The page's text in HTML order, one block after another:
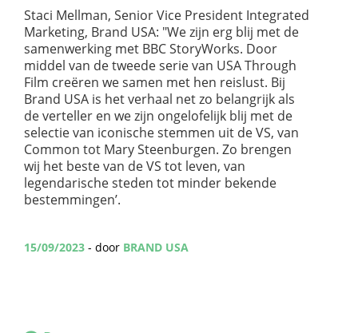
Staci Mellman, Senior Vice President Integrated
Marketing, Brand USA: "We zijn erg blij met de
samenwerking met BBC StoryWorks. Door
middel van de tweede serie van USA Through
Film creëren we samen met hen reislust. Bij
Brand USA is het verhaal net zo belangrijk als
de verteller en we zijn ongelofelijk blij met de
selectie van iconische stemmen uit de VS, van
Common tot Mary Steenburgen. Zo brengen
wij het beste van de VS tot leven, van
legendarische steden tot minder bekende
bestemmingen’.
15/09/2023 - door BRAND USA